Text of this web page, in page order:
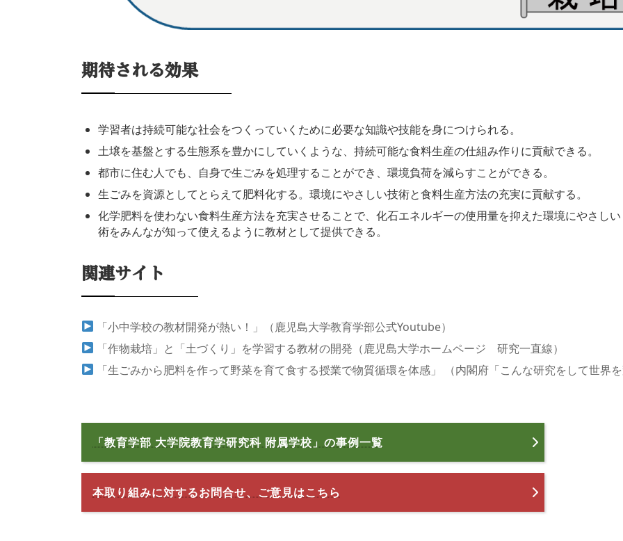
期待される効果
学習者は持続可能な社会をつくっていくために必要な知識や技能を身につけられる。
土壌を基盤とする生態系を豊かにしていくような、持続可能な食料生産の仕組み作りに貢献できる。
都市に住む人でも、自身で生ごみを処理することができ、環境負荷を減らすことができる。
生ごみを資源としてとらえて肥料化する。環境にやさしい技術と食料生産方法の充実に貢献する。
化学肥料を使わない食料生産方法を充実させることで、化石エネルギーの使用量を抑えた環境にやさし
術をみんなが知って使えるように教材として提供できる。
関連サイト
「小中学校の教材開発が熱い！」（鹿児島大学教育学部公式Youtube）
「作物栽培」と「土づくり」を学習する教材の開発（鹿児島大学ホームページ 研究一直線）
「生ごみから肥料を作って野菜を育て食する授業で物質循環を体感」 （内閣府「こんな研究をして世界
「教育学部 大学院教育学研究科 附属学校」の事例一覧
本取り組みに対するお問合せ、ご意見はこちら